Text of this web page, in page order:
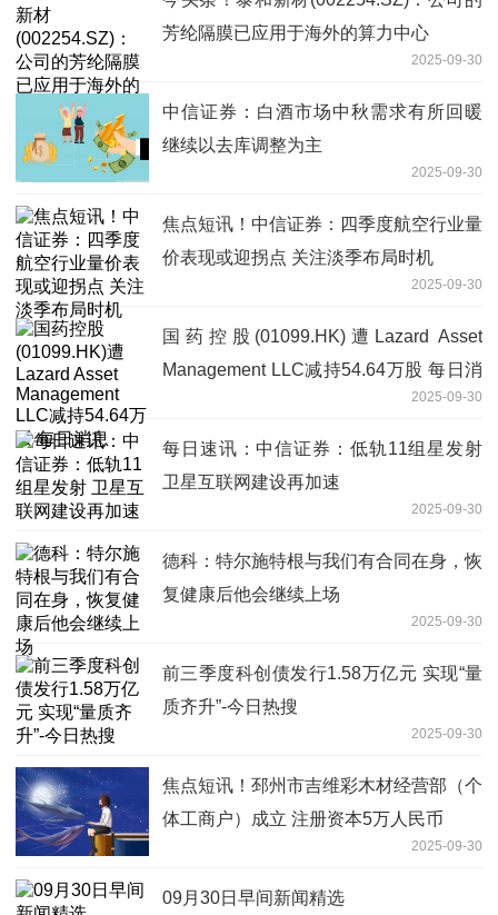
芳纶隔膜已应用于海外的算力中心
2025-09-30
中信证券：白酒市场中秋需求有所回暖
继续以去库调整为主
2025-09-30
焦点短讯！中信证券：四季度航空行业量
价表现或迎拐点 关注淡季布局时机
2025-09-30
国药控股(01099.HK)遭Lazard Asset
Management LLC减持54.64万股 每日消
2025-09-30
每日速讯：中信证券：低轨11组星发射
卫星互联网建设再加速
2025-09-30
德科：特尔施特根与我们有合同在身，恢
复健康后他会继续上场
2025-09-30
前三季度科创债发行1.58万亿元 实现“量
质齐升”-今日热搜
2025-09-30
焦点短讯！邳州市吉维彩木材经营部（个
体工商户）成立 注册资本5万人民币
2025-09-30
09月30日早间新闻精选